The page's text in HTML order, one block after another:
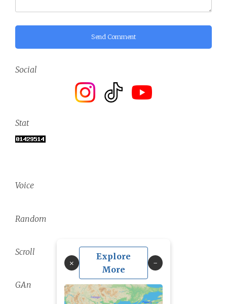
Send Comment
Social
Stat
Voice
Random
×
Explore
More
Scroll
GAn